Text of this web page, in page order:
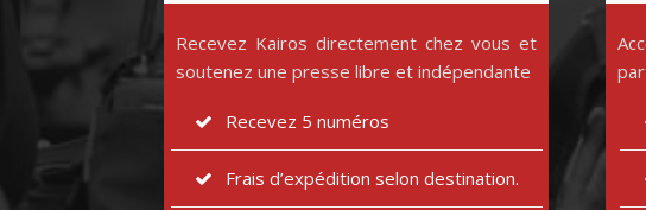
Recevez Kairos directement chez vous et
soutenez une presse libre et indépendante
Recevez 5 numéros
Frais d’expédition selon destination.